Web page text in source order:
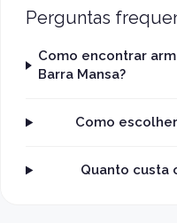
Perguntas
Como encontrar
Barra Mansa?
Como
Quanto custa